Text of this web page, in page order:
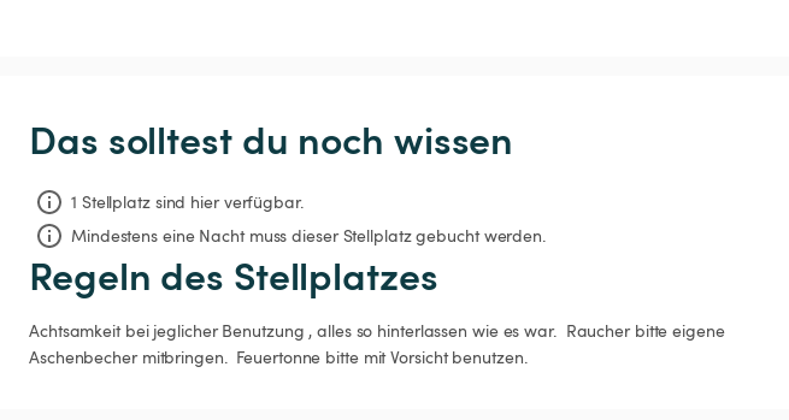
Das solltest du noch wissen
1 Stellplatz sind hier verfügbar.
Mindestens eine Nacht muss dieser Stellplatz gebucht werden.
Regeln des Stellplatzes
Achtsamkeit bei jeglicher Benutzung , alles so hinterlassen wie es war.  Raucher bitte eigene
Aschenbecher mitbringen.  Feuertonne bitte mit Vorsicht benutzen.